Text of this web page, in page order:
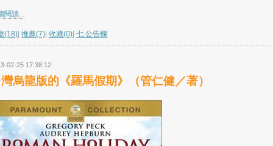
閱讀...
(18) 推薦(7) 收藏(0) 七.公告欄
02-25 17:38:12
烏龍版的《羅馬假期》（管仁健／著）